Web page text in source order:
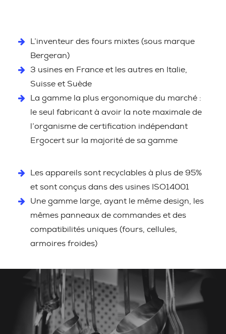
L’inventeur des fours mixtes (sous marque
Bergeran)
3 usines en France et les autres en Italie,
Suisse et Suède
La gamme la plus ergonomique du marché :
le seul fabricant à avoir la note maximale de
l’organisme de certification indépendant
Ergocert sur la majorité de sa gamme
Les appareils sont recyclables à plus de 95%
et sont conçus dans des usines ISO14001
Une gamme large, ayant le même design, les
mêmes panneaux de commandes et des
compatibilités uniques (fours, cellules,
armoires froides)